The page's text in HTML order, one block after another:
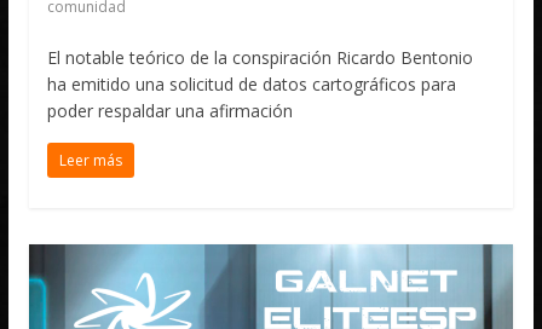
comunidad
El notable teórico de la conspiración Ricardo Bentonio
ha emitido una solicitud de datos cartográficos para
poder respaldar una afirmación
Leer más